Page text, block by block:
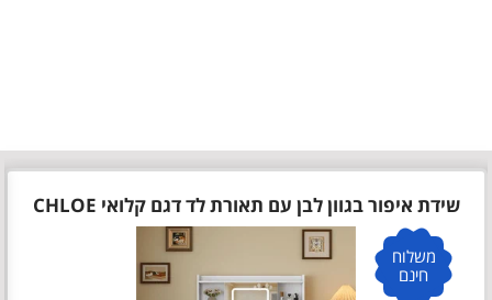
שידת איפור בגוון לבן עם תאורת לד דגם קלואי CHLOE
משלוח
חינם